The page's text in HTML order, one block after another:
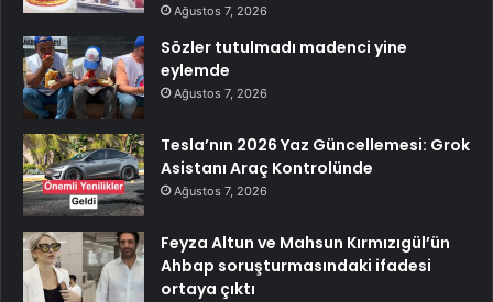
Ağustos 7, 2026
Sözler tutulmadı madenci yine
eylemde
Ağustos 7, 2026
Tesla’nın 2026 Yaz Güncellemesi: Grok
Asistanı Araç Kontrolünde
Ağustos 7, 2026
Feyza Altun ve Mahsun Kırmızıgül’ün
Ahbap soruşturmasındaki ifadesi
ortaya çıktı